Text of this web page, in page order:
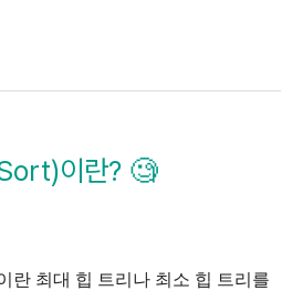
이란? 🧐
란 최대 힙 트리나 최소 힙 트리를